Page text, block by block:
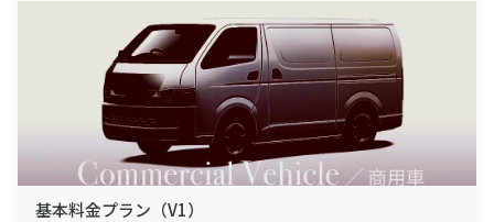
基本料金プラン（V1）